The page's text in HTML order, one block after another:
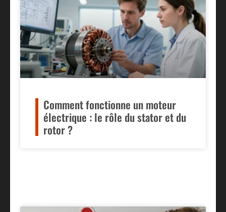
Comment fonctionne un moteur
électrique : le rôle du stator et du
rotor ?